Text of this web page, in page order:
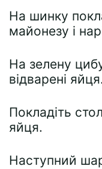
На шинку
майонезу і
На зелену
відварені
Покладіть
яйця.
Наступний